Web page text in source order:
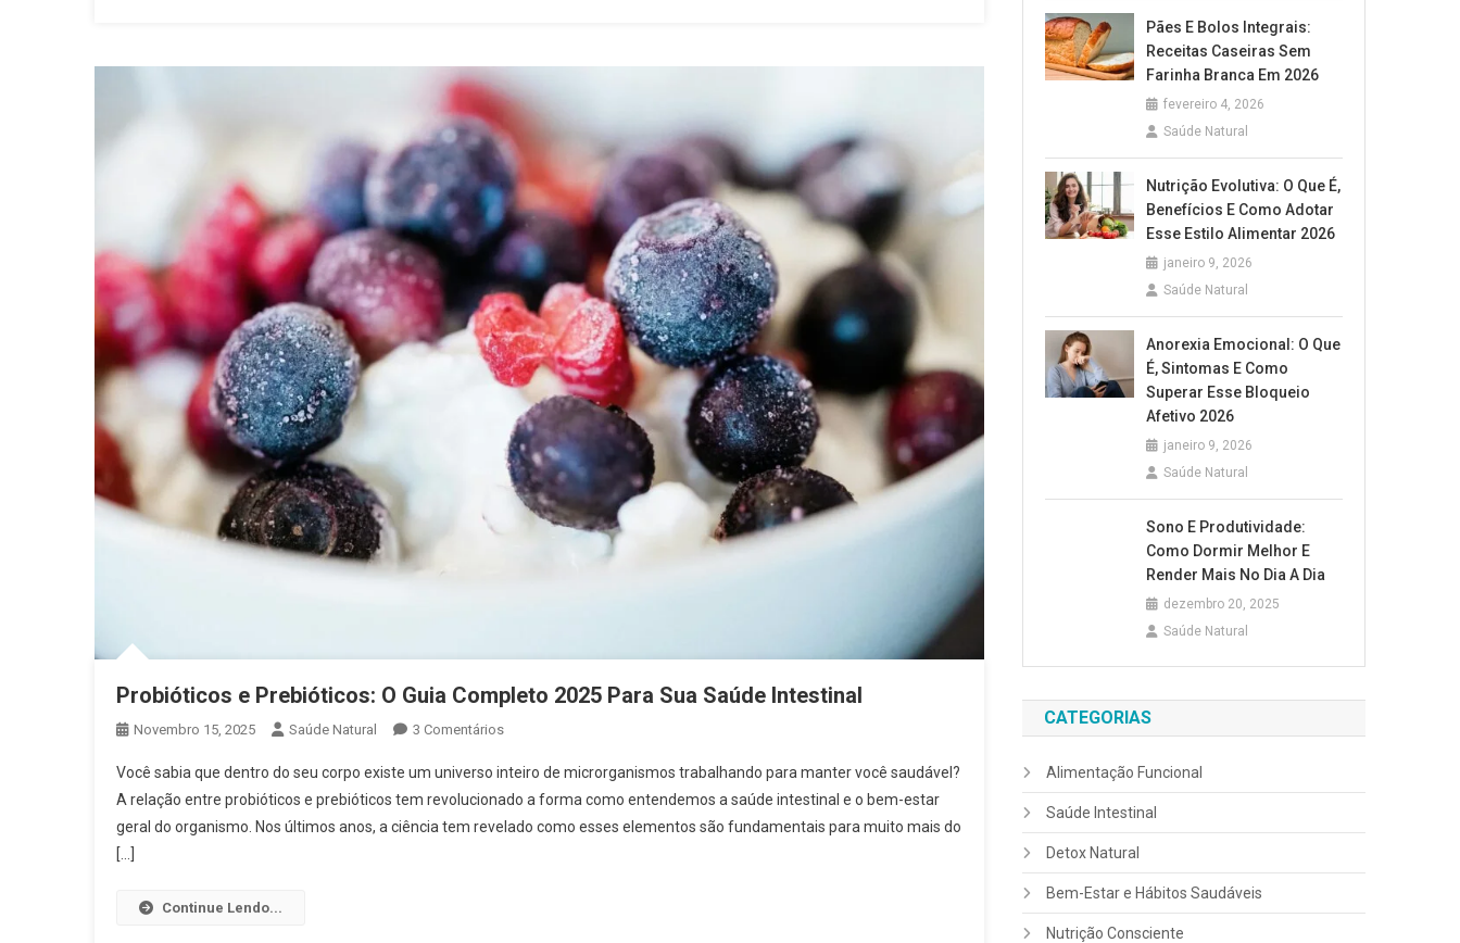
Probióticos e Prebióticos: O Guia Completo 2025 Para Sua Saúde Intestinal
Novembro 15, 2025 Saúde Natural 3 ComentáriosEm
E
Prebióticos:
O
Você sabia que dentro do seu corpo existe um universo inteiro de microrganismos trabalhando para manter você saudável?
A relação entre probióticos e prebióticos tem revolucionado a forma como entendemos a saúde intestinal e o bem-estar
geral do organismo. Nos últimos anos, a ciência tem revelado como esses elementos são fundamentais para muito mais do
[…]
Continue Lendo...
Pães E Bolos Integrais:
Receitas Caseiras Sem
Farinha Branca Em 2026
fevereiro 4, 2026
Saúde Natural
Nutrição Evolutiva: O Que É,
Benefícios E Como Adotar
Esse Estilo Alimentar 2026
janeiro 9, 2026
Saúde Natural
Anorexia Emocional: O Que
É, Sintomas E Como
Superar Esse Bloqueio
Afetivo 2026
janeiro 9, 2026
Saúde Natural
Sono E Produtividade:
Como Dormir Melhor E
Render Mais No Dia A Dia
dezembro 20, 2025
Saúde Natural
CATEGORIAS
Alimentação Funcional
Saúde Intestinal
Detox Natural
Bem-Estar e Hábitos Saudáveis
Nutrição Consciente